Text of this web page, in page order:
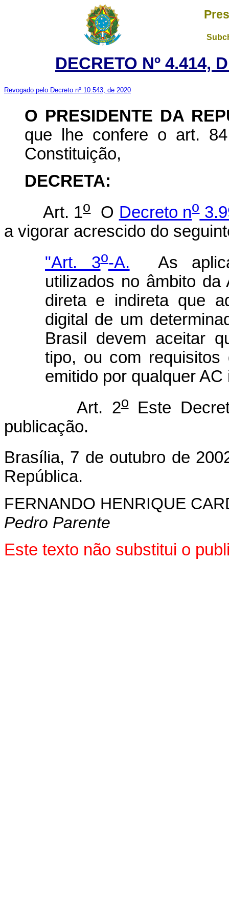
DECRETO Nº 4.414,
Revogado pelo Decreto nº 10.543, de 2020
O PRESIDENTE DA
que lhe confere o art.
Constituição,
DECRETA:
Art. 1oO Decreto no
a vigorar acrescido do
"Art. 3o-A. As
utilizados no âmbito da
direta e indireta que
digital de um
Brasil devem aceitar
tipo, ou com requisitos
emitido por qualquer
Art. 2oEste
publicação.
Brasília, 7 de outubro de
República.
FERNANDO HENRIQUE
Pedro Parente
Este texto não substitui o